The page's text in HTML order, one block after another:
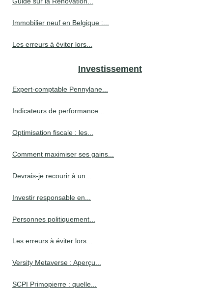
Immobilier neuf en Belgique :...
Les erreurs à éviter lors...
Investissement
Expert-comptable Pennylane...
Indicateurs de performance...
Optimisation fiscale : les...
Comment maximiser ses gains...
Devrais-je recourir à un...
Investir responsable en...
Personnes politiquement...
Les erreurs à éviter lors...
Versity Metaverse : Aperçu...
SCPI Primopierre : quelle...